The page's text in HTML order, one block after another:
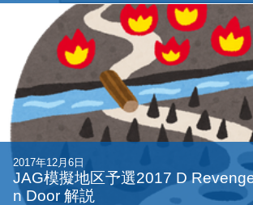
2017年12月6日
JAG模擬地区予選2017 D
n Door 解説